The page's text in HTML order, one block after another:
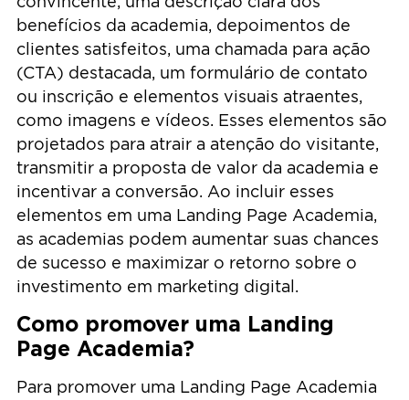
benefícios da academia, depoimentos de
clientes satisfeitos, uma chamada para ação
(CTA) destacada, um formulário de contato
ou inscrição e elementos visuais atraentes,
como imagens e vídeos. Esses elementos são
projetados para atrair a atenção do visitante,
transmitir a proposta de valor da academia e
incentivar a conversão. Ao incluir esses
elementos em uma Landing Page Academia,
as academias podem aumentar suas chances
de sucesso e maximizar o retorno sobre o
investimento em marketing digital.
Como promover uma Landing
Page Academia?
Para promover uma Landing Page Academia